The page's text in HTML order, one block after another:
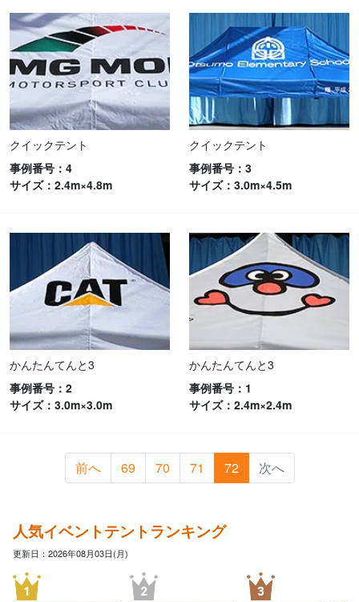
クイックテント
事例番号：4
サイズ：2.4m×4.8m
クイックテント
事例番号：3
サイズ：3.0m×4.5m
かんたんてんと3
事例番号：2
サイズ：3.0m×3.0m
かんたんてんと3
事例番号：1
サイズ：2.4m×2.4m
前へ 69 70 71 72 次へ
人気イベントテントランキング
更新日：2026年08月03日(月)